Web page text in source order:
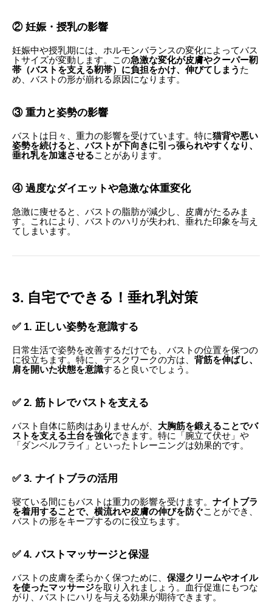
② 妊娠・授乳の影響
妊娠中や授乳期には、ホルモンバランスの変化によってバス
トサイズが変動します。この急激な変化が皮膚やクーパー靭
帯（バストを支える靭帯）に負担をかけ、伸びてしまう た
め、バストの形が崩れる原因になります。
③ 重力と姿勢の影響
バストは日々、重力の影響を受けています。特に猫背や悪い
姿勢を続けると、バストが下向きに引っ張られやすくなり、
垂れ乳を加速させることがあります。
④ 過度なダイエットや急激な体重変化
急激に痩せると、バストの脂肪が減少し、皮膚がたるみま
す。これにより、バストのハリが失われ、垂れた印象を与え
てしまいます。
3. 自宅でできる！垂れ乳対策
✅ 1. 正しい姿勢を意識する
日常生活で姿勢を改善するだけでも、バストの位置を保つの
に役立ちます。特に、デスクワークの方は、 背筋を伸ばし、
肩を開いた状態を意識すると良いでしょう。
✅ 2. 筋トレでバストを支える
バスト自体に筋肉はありませんが、 大胸筋を鍛えることでバ
ストを支える土台を強化できます。特に「腕立て伏せ」や
「ダンベルフライ」といったトレーニングは効果的です。
✅ 3. ナイトブラの活用
寝ている間にもバストは重力の影響を受けます。 ナイトブラ
を着用することで、横流れや皮膚の伸びを防ぐことができ、
バストの形をキープするのに役立ちます。
✅ 4. バストマッサージと保湿
バストの皮膚を柔らかく保つために、 保湿クリームやオイル
を使ったマッサージを取り入れましょう。血行促進にもつな
がり、バストにハリを与える効果が期待できます。